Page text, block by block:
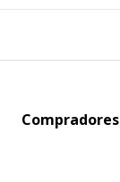
Compradores